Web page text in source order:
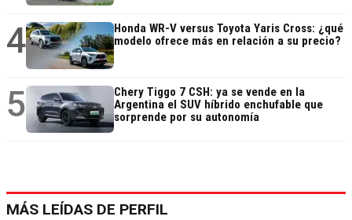
4
Honda WR-V versus Toyota Yaris Cross: ¿qué
modelo ofrece más en relación a su precio?
5
Chery Tiggo 7 CSH: ya se vende en la
Argentina el SUV híbrido enchufable que
sorprende por su autonomía
MÁS LEÍDAS DE PERFIL